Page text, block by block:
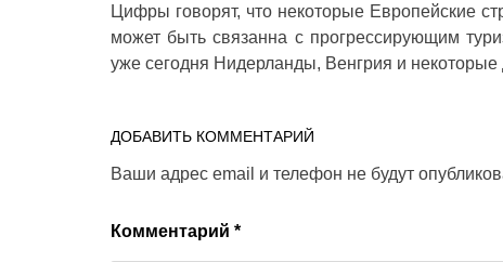
Цифры говорят, что некоторые Европейские
может быть связанна с прогрессирующим
уже сегодня Нидерланды, Венгрия и
ДОБАВИТЬ КОММЕНТАРИЙ
Ваши адрес email и телефон не будут
Комментарий *